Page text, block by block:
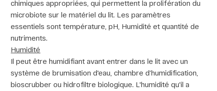
chimiques appropriées, qui permettent la prolifération du
microbiote sur le matériel du lit. Les paramètres
essentiels sont température, pH, Humidité et quantité de
nutriments.
Humidité
Il peut être humidifiant avant entrer dans le lit avec un
système de brumisation d'eau, chambre d’humidification,
bioscrubber ou hidrofiltre biologique. L'humidité qu'il a